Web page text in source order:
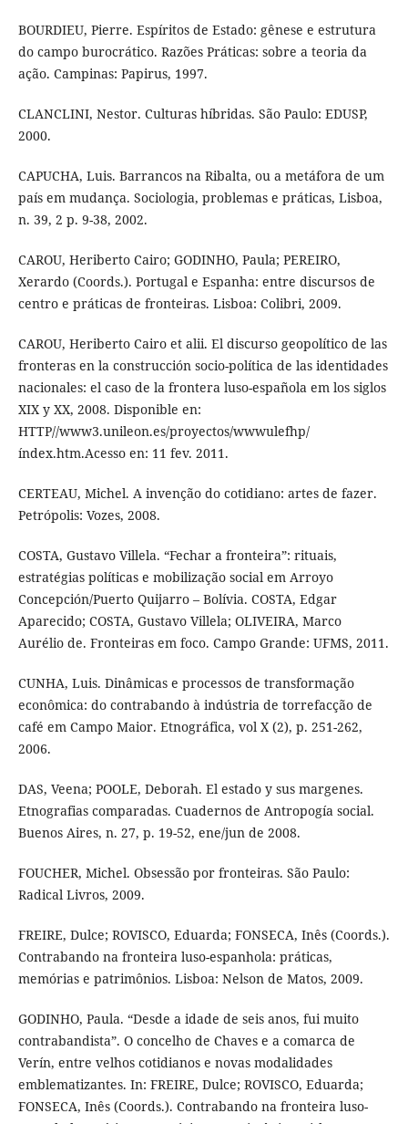
BOURDIEU, Pierre. Espíritos de Estado: gênese e estrutura
do campo burocrático. Razões Práticas: sobre a teoria da
ação. Campinas: Papirus, 1997.
CLANCLINI, Nestor. Culturas híbridas. São Paulo: EDUSP,
2000.
CAPUCHA, Luis. Barrancos na Ribalta, ou a metáfora de um
país em mudança. Sociologia, problemas e práticas, Lisboa,
n. 39, 2 p. 9-38, 2002.
CAROU, Heriberto Cairo; GODINHO, Paula; PEREIRO,
Xerardo (Coords.). Portugal e Espanha: entre discursos de
centro e práticas de fronteiras. Lisboa: Colibri, 2009.
CAROU, Heriberto Cairo et alii. El discurso geopolítico de las
fronteras en la construcción socio-política de las identidades
nacionales: el caso de la frontera luso-española em los siglos
XIX y XX, 2008. Disponible en:
HTTP//www3.unileon.es/proyectos/wwwulefhp/
índex.htm.Acesso en: 11 fev. 2011.
CERTEAU, Michel. A invenção do cotidiano: artes de fazer.
Petrópolis: Vozes, 2008.
COSTA, Gustavo Villela. “Fechar a fronteira”: rituais,
estratégias políticas e mobilização social em Arroyo
Concepción/Puerto Quijarro – Bolívia. COSTA, Edgar
Aparecido; COSTA, Gustavo Villela; OLIVEIRA, Marco
Aurélio de. Fronteiras em foco. Campo Grande: UFMS, 2011.
CUNHA, Luis. Dinâmicas e processos de transformação
econômica: do contrabando à indústria de torrefacção de
café em Campo Maior. Etnográfica, vol X (2), p. 251-262,
2006.
DAS, Veena; POOLE, Deborah. El estado y sus margenes.
Etnografias comparadas. Cuadernos de Antropogía social.
Buenos Aires, n. 27, p. 19-52, ene/jun de 2008.
FOUCHER, Michel. Obsessão por fronteiras. São Paulo:
Radical Livros, 2009.
FREIRE, Dulce; ROVISCO, Eduarda; FONSECA, Inês (Coords.).
Contrabando na fronteira luso-espanhola: práticas,
memórias e patrimônios. Lisboa: Nelson de Matos, 2009.
GODINHO, Paula. “Desde a idade de seis anos, fui muito
contrabandista”. O concelho de Chaves e a comarca de
Verín, entre velhos cotidianos e novas modalidades
emblematizantes. In: FREIRE, Dulce; ROVISCO, Eduarda;
FONSECA, Inês (Coords.). Contrabando na fronteira luso-